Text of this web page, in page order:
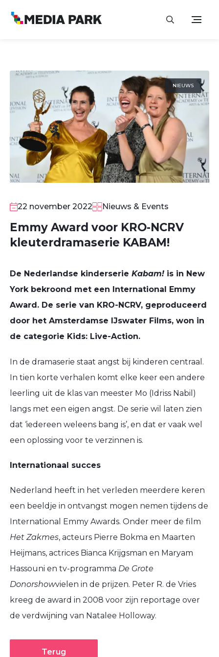
NIEUWS
22 november 2022 Nieuws & Events
Emmy Award voor KRO-NCRV
kleuterdramaserie KABAM!
De Nederlandse kinderserie Kabam! is in New
York bekroond met een International Emmy
Award. De serie van KRO-NCRV, geproduceerd
door het Amsterdamse IJswater Films, won in
de categorie Kids: Live-Action.
In de dramaserie staat angst bij kinderen centraal.
In tien korte verhalen komt elke keer een andere
leerling uit de klas van meester Mo (Idriss Nabil)
langs met een eigen angst. De serie wil laten zien
dat ‘iedereen weleens bang is’, en dat er vaak wel
een oplossing voor te verzinnen is.
Internationaal succes
Nederland heeft in het verleden meerdere keren
een beeldje in ontvangst mogen nemen tijdens de
International Emmy Awards. Onder meer de film
Het Zakmes, acteurs Pierre Bokma en Maarten
Heijmans, actrices Bianca Krijgsman en Maryam
Hassouni en tv-programma De Grote
Donorshowvielen in de prijzen. Peter R. de Vries
kreeg de award in 2008 voor zijn reportage over
de verdwijning van Natalee Holloway.
Terug